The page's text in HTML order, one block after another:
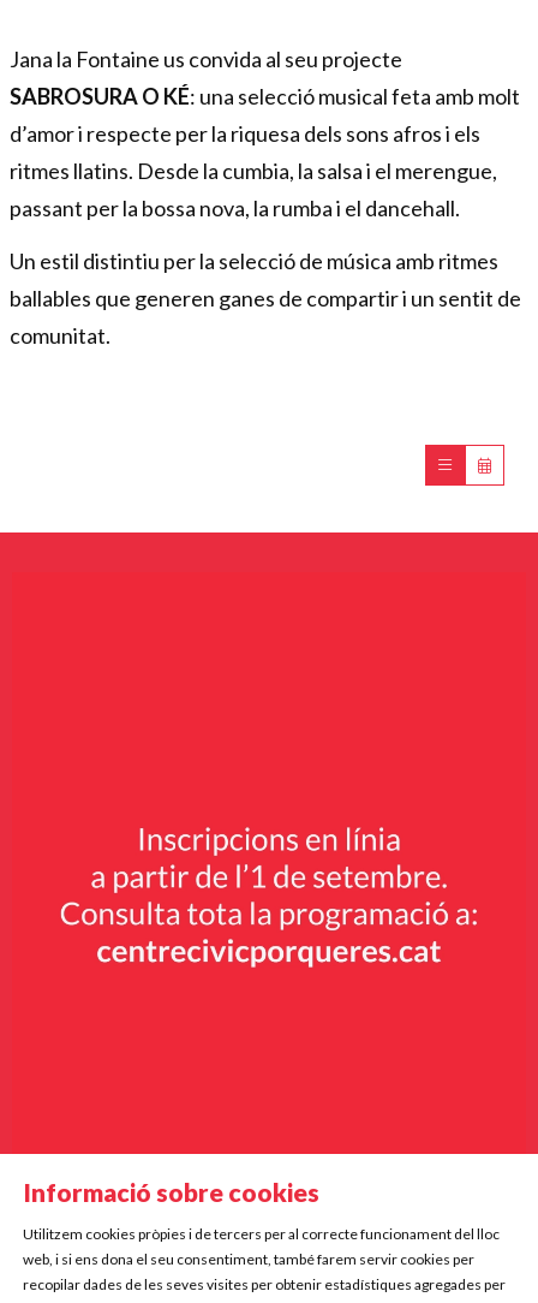
SABROSURA O KÉ: una selecció musical feta amb molt
d’amor i respecte per la riquesa dels sons afros i els
ritmes llatins. Desde la cumbia, la salsa i el merengue,
passant per la bossa nova, la rumba i el dancehall.
Un estil distintiu per la selecció de música amb ritmes
ballables que generen ganes de compartir i un sentit de
comunitat.
Diapositiva 2 de 9
Mercè Rodoreda, 5
Informació sobre cookies
Utilitzem cookies pròpies i de tercers per al correcte funcionament del lloc
web, i si ens dona el seu consentiment, també farem servir cookies per
recopilar dades de les seves visites per obtenir estadístiques agregades per